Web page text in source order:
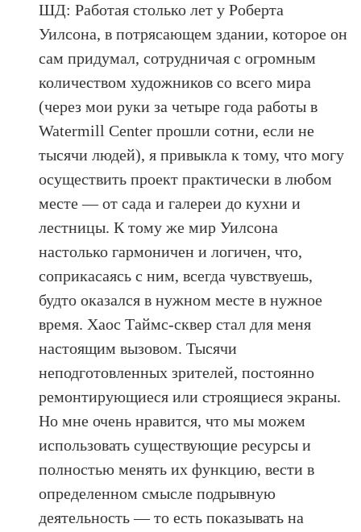
ШД: Работая столько лет у Роберта
Уилсона, в потрясающем здании, которое он
сам придумал, сотрудничая с огромным
количеством художников со всего мира
(через мои руки за четыре года работы в
Watermill Center прошли сотни, если не
тысячи людей), я привыкла к тому, что могу
осуществить проект практически в любом
месте — от сада и галереи до кухни и
лестницы. К тому же мир Уилсона
настолько гармоничен и логичен, что,
соприкасаясь с ним, всегда чувствуешь,
будто оказался в нужном месте в нужное
время. Хаос Таймс-сквер стал для меня
настоящим вызовом. Тысячи
неподготовленных зрителей, постоянно
ремонтирующиеся или строящиеся экраны.
Но мне очень нравится, что мы можем
использовать существующие ресурсы и
полностью менять их функцию, вести в
определенном смысле подрывную
деятельность — то есть показывать на